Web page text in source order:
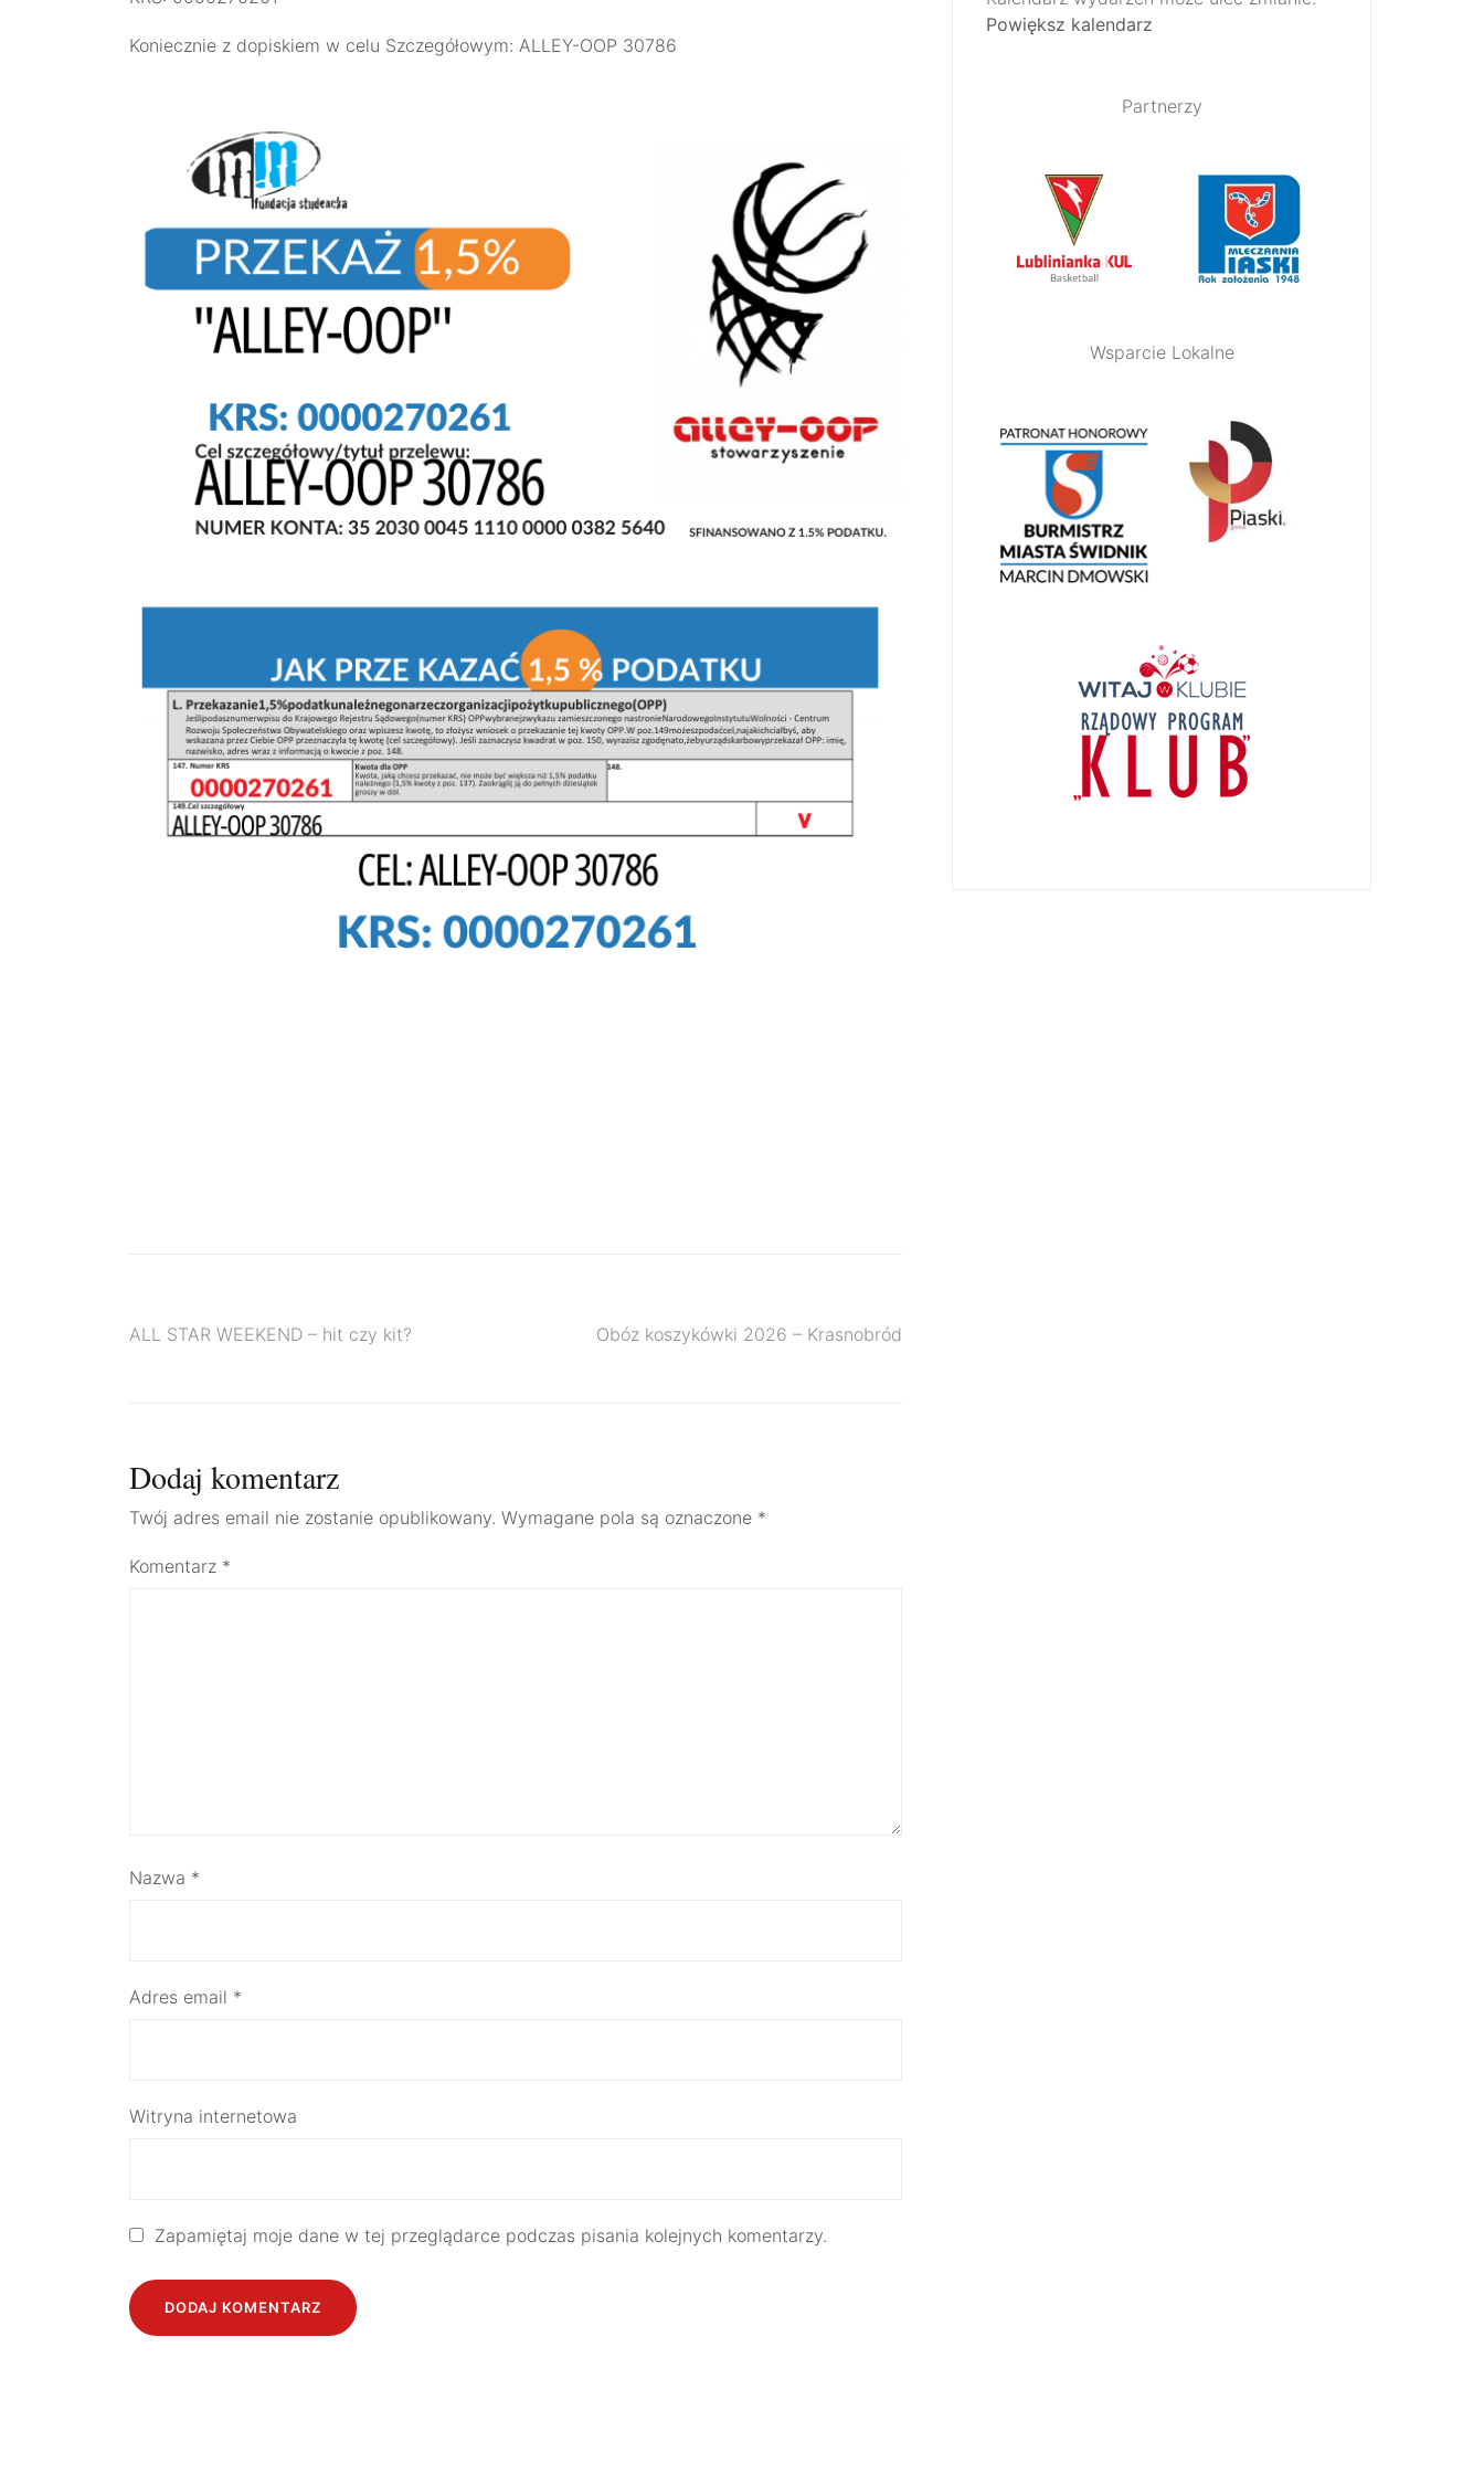
Koniecznie z dopiskiem w celu Szczegółowym: ALLEY-OOP 30786
Nawigacja
ALL STAR WEEKEND – hit czy kit? Obóz koszykówki 2026 – Krasnobród
Dodaj komentarz
Twój adres email nie zostanie opublikowany. Wymagane pola są oznaczone *
Komentarz *
Nazwa *
Adres email *
Witryna internetowa
Zapamiętaj moje dane w tej przeglądarce podczas pisania kolejnych komentarzy.
Powiększ kalendarz
Partnerzy
Wsparcie Lokalne